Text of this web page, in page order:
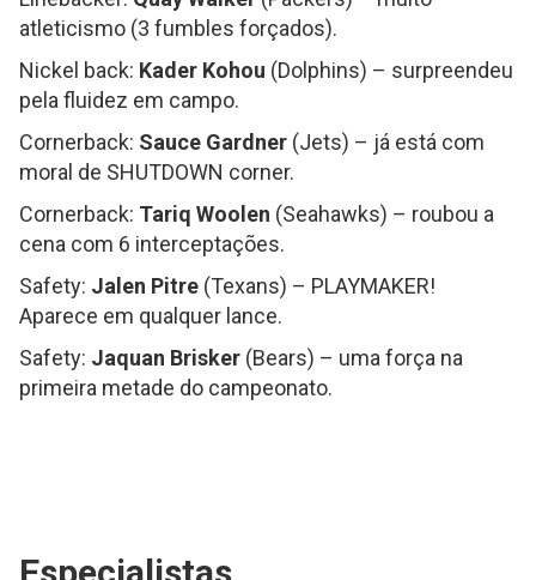
atleticismo (3 fumbles forçados).
Nickel back: Kader Kohou (Dolphins) – surpreendeu
pela fluidez em campo.
Cornerback: Sauce Gardner (Jets) – já está com
moral de SHUTDOWN corner.
Cornerback: Tariq Woolen (Seahawks) – roubou a
cena com 6 interceptações.
Safety: Jalen Pitre (Texans) – PLAYMAKER!
Aparece em qualquer lance.
Safety: Jaquan Brisker (Bears) – uma força na
primeira metade do campeonato.